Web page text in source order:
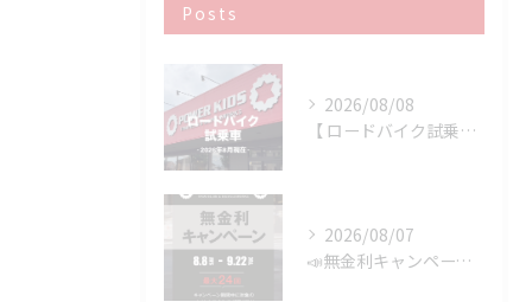
Posts
2026/08/08
【 ロードバイク試乗車 】※2026年8月現在
2026/08/07
📣無金利キャンペーン開催決定‼️